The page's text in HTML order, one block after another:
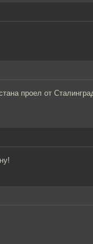
проел от